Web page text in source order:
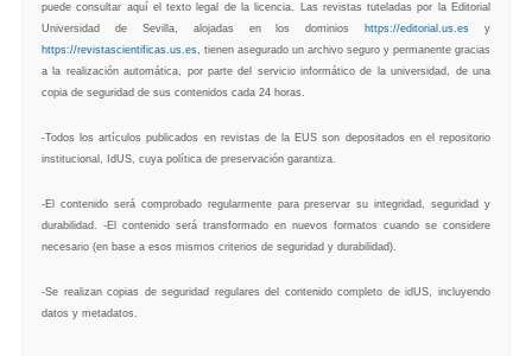
puede consultar aquí el texto legal de la licencia. Las revistas tuteladas por la Editorial
Universidad de Sevilla, alojadas en los dominios https://editorial.us.es y
https://revistascientificas.us.es, tienen asegurado un archivo seguro y permanente gracias
a la realización automática, por parte del servicio informático de la universidad, de una
copia de seguridad de sus contenidos cada 24 horas.
-Todos los artículos publicados en revistas de la EUS son depositados en el repositorio
institucional, IdUS, cuya política de preservación garantiza.
-El contenido será comprobado regularmente para preservar su integridad, seguridad y
durabilidad. -El contenido será transformado en nuevos formatos cuando se considere
necesario (en base a esos mismos criterios de seguridad y durabilidad).
-Se realizan copias de seguridad regulares del contenido completo de idUS, incluyendo
datos y metadatos.